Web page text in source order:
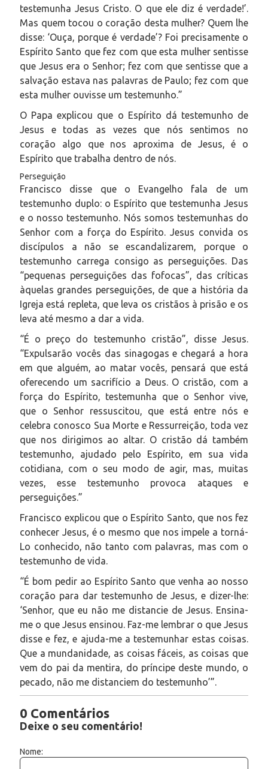
testemunha Jesus Cristo. O que ele diz é verdade!’.
Mas quem tocou o coração desta mulher? Quem lhe
disse: ‘Ouça, porque é verdade’? Foi precisamente o
Espírito Santo que fez com que esta mulher sentisse
que Jesus era o Senhor; fez com que sentisse que a
salvação estava nas palavras de Paulo; fez com que
esta mulher ouvisse um testemunho.”
O Papa explicou que o Espírito dá testemunho de
Jesus e todas as vezes que nós sentimos no
coração algo que nos aproxima de Jesus, é o
Espírito que trabalha dentro de nós.
Perseguição
Francisco disse que o Evangelho fala de um
testemunho duplo: o Espírito que testemunha Jesus
e o nosso testemunho. Nós somos testemunhas do
Senhor com a força do Espírito. Jesus convida os
discípulos a não se escandalizarem, porque o
testemunho carrega consigo as perseguições. Das
“pequenas perseguições das fofocas”, das críticas
àquelas grandes perseguições, de que a história da
Igreja está repleta, que leva os cristãos à prisão e os
leva até mesmo a dar a vida.
“É o preço do testemunho cristão”, disse Jesus.
“Expulsarão vocês das sinagogas e chegará a hora
em que alguém, ao matar vocês, pensará que está
oferecendo um sacrifício a Deus. O cristão, com a
força do Espírito, testemunha que o Senhor vive,
que o Senhor ressuscitou, que está entre nós e
celebra conosco Sua Morte e Ressurreição, toda vez
que nos dirigimos ao altar. O cristão dá também
testemunho, ajudado pelo Espírito, em sua vida
cotidiana, com o seu modo de agir, mas, muitas
vezes, esse testemunho provoca ataques e
perseguições.”
Francisco explicou que o Espírito Santo, que nos fez
conhecer Jesus, é o mesmo que nos impele a torná-
Lo conhecido, não tanto com palavras, mas com o
testemunho de vida.
“É bom pedir ao Espírito Santo que venha ao nosso
coração para dar testemunho de Jesus, e dizer-lhe:
‘Senhor, que eu não me distancie de Jesus. Ensina-
me o que Jesus ensinou. Faz-me lembrar o que Jesus
disse e fez, e ajuda-me a testemunhar estas coisas.
Que a mundanidade, as coisas fáceis, as coisas que
vem do pai da mentira, do príncipe deste mundo, o
pecado, não me distanciem do testemunho’”.
0 Comentários
Deixe o seu comentário!
Nome: